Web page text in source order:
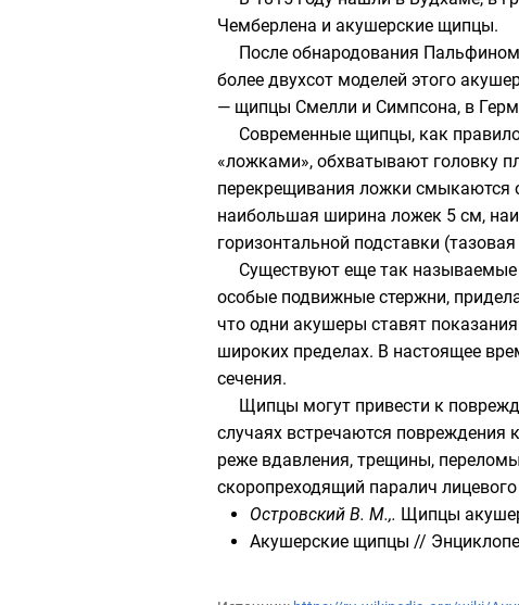
Чемберлена и акушерские щипцы.
После обнародования
более двухсот моделей этого
— щипцы Смелли и Симпсона, в
Современные щипцы, как
«ложками», обхватывают головку
перекрещивания ложки смыкаются
наибольшая ширина ложек 5 см,
горизонтальной подставки
Существуют еще так называемые
особые подвижные стержни,
что одни акушеры ставят
широких пределах. В настоящее
сечения.
Щипцы могут привести к
случаях встречаются повреждения
реже вдавления, трещины,
скоропреходящий паралич
Островский В. М.,. Щипцы
Акушерские щипцы //